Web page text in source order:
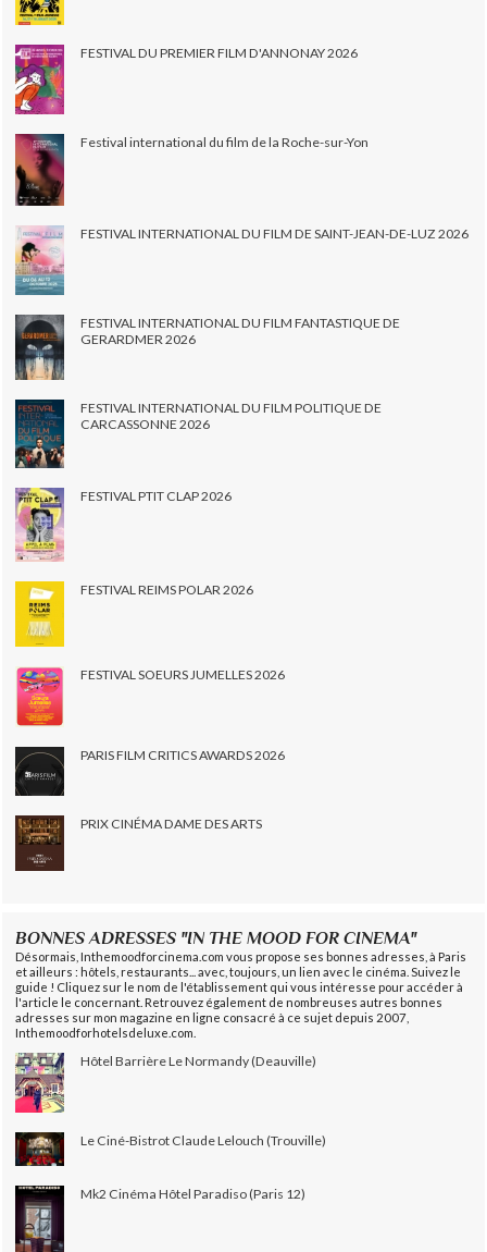
FESTIVAL DU PREMIER FILM D'ANNONAY 2026
Festival international du film de la Roche-sur-Yon
FESTIVAL INTERNATIONAL DU FILM DE SAINT-JEAN-DE-LUZ 2026
FESTIVAL INTERNATIONAL DU FILM FANTASTIQUE DE
GERARDMER 2026
FESTIVAL INTERNATIONAL DU FILM POLITIQUE DE
CARCASSONNE 2026
FESTIVAL PTIT CLAP 2026
FESTIVAL REIMS POLAR 2026
FESTIVAL SOEURS JUMELLES 2026
PARIS FILM CRITICS AWARDS 2026
PRIX CINÉMA DAME DES ARTS
BONNES ADRESSES "IN THE MOOD FOR CINEMA"
Désormais, Inthemoodforcinema.com vous propose ses bonnes adresses, à Paris
et ailleurs : hôtels, restaurants... avec, toujours, un lien avec le cinéma. Suivez le
guide ! Cliquez sur le nom de l'établissement qui vous intéresse pour accéder à
l'article le concernant. Retrouvez également de nombreuses autres bonnes
adresses sur mon magazine en ligne consacré à ce sujet depuis 2007,
Inthemoodforhotelsdeluxe.com.
Hôtel Barrière Le Normandy (Deauville)
Le Ciné-Bistrot Claude Lelouch (Trouville)
Mk2 Cinéma Hôtel Paradiso (Paris 12)